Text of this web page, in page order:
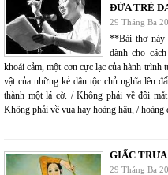
ĐỨA TRẺ
29 Tháng Ba
**Bài thơ này
dành cho
khoái cảm, một cơn cực lạc của hành
vật của những kẻ dân tộc chủ nghĩa lên
thành một lá cờ. / Không phải về đôi
Không phải về vua hay hoàng hậu, /
GIẤC TRƯA
29 Tháng Ba